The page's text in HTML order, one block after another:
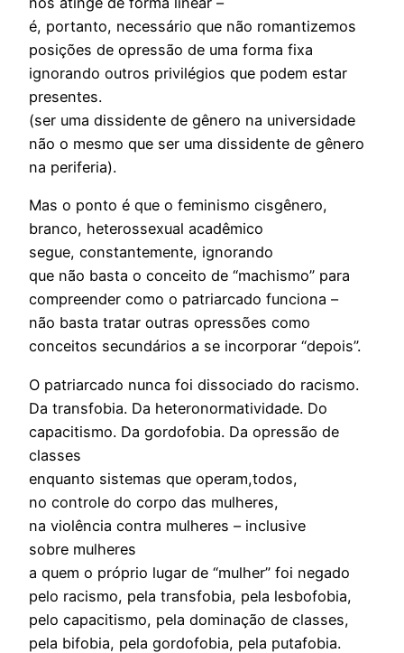
é, portanto, necessário que não romantizemos
posições de opressão de uma forma fixa
ignorando outros privilégios que podem estar
presentes.
(ser uma dissidente de gênero na universidade
não o mesmo que ser uma dissidente de gênero
na periferia).
Mas o ponto é que o feminismo cisgênero,
branco, heterossexual acadêmico
segue, constantemente, ignorando
que não basta o conceito de “machismo” para
compreender como o patriarcado funciona –
não basta tratar outras opressões como
conceitos secundários a se incorporar “depois”.
O patriarcado nunca foi dissociado do racismo.
Da transfobia. Da heteronormatividade. Do
capacitismo. Da gordofobia. Da opressão de
classes
enquanto sistemas que operam,todos,
no controle do corpo das mulheres,
na violência contra mulheres – inclusive
sobre mulheres
a quem o próprio lugar de “mulher” foi negado
pelo racismo, pela transfobia, pela lesbofobia,
pelo capacitismo, pela dominação de classes,
pela bifobia, pela gordofobia, pela putafobia.